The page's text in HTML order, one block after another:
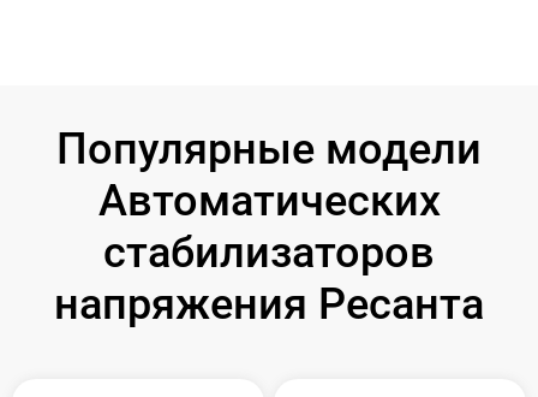
Популярные модели
Автоматических
стабилизаторов
напряжения Ресанта